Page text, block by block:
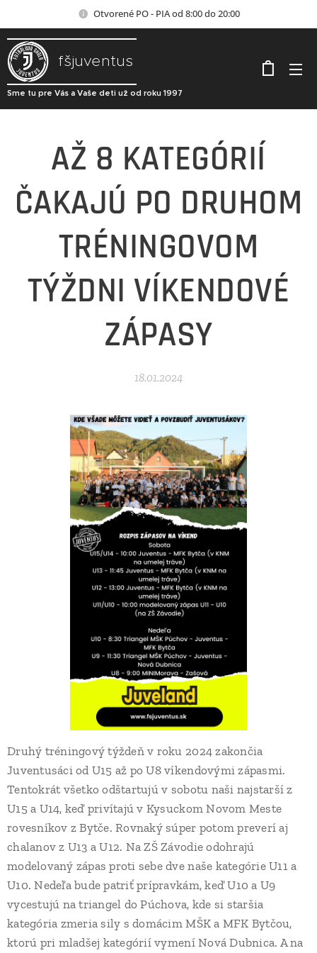
Otvorené PO - PIA od 8:00 do 20:00
fšjuventus
Sme tu pre Vás a Vaše deti už od roku 1997
AŽ 8 KATEGÓRIÍ
ČAKAJÚ PO DRUHOM
TRÉNINGOVOM
TÝŽDNI VÍKENDOVÉ
ZÁPASY
18.01.2024
Druhý tréningový týždeň v roku 2024 zakončia
Juventusáci od U15 až po U8 víkendovými zápasmi.
Tentokrát všetko odštartujú v sobotu naši najstarší z
U15 a U14, keď privítajú v Kysuckom Novom Meste
rovesníkov z Bytče. Rovnaký súper potom preverí aj
chalanov z U13 a U12. Na ZŠ Závodie odohrajú
modelovaný zápas proti sebe dve naše kategórie U11 a
U10. Nedeľa bude patriť prípravkám, keď U10 a U9
vycestujú na triangel do Púchova, kde si staršia
kategória zmeria sily s domácim MŠK a MFK Bytčou,
ktorú pri mladšej kategórií vymení Nová Dubnica. A na